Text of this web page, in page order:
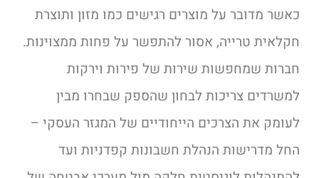
כאשר מדובר על מוצרים רגישים כמו מזון ותוצרת
חקלאית טרייה, אסור להתפשר על פחות ממצוינות.
חברות שמחפשות שירות של פירות וירקות
למשרדים צריכות לבחון שהספק שבחרו מבין
לעומק את הצרכים הייחודיים של המגזר העסקי –
החל מדרישות הנהלת חשבונות קפדניות ועד